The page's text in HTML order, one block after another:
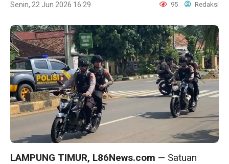
Senin, 22 Jun 2026 16:29 95 Redaksi
‎LAMPUNG TIMUR, L86News.com — Satuan